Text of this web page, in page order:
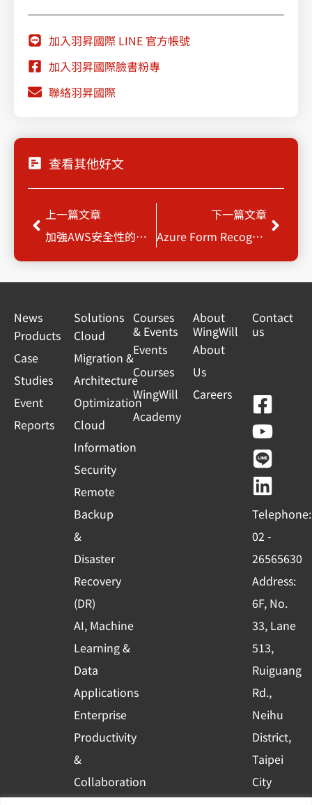
加入羽昇國際 LINE 官方帳號
加入羽昇國際臉書粉專
聯絡羽昇國際
查看其他好文
Prev
上一篇文章
加強AWS安全性的重要一環：多因素身份驗證（MFA）
下一篇文章
Azure Form Recognizer 幫你分析紙本表單
Next
News
Products
Case
Studies
Event
Reports
Solutions
Cloud
Migration &
Architecture
Optimization
Cloud
Information
Security
Remote
Backup
&
Disaster
Recovery
(DR)
AI, Machine
Learning &
Data
Applications
Enterprise
Productivity
&
Collaboration
Courses
& Events
Events
Courses
WingWill
Academy
About
WingWill
About
Us
Careers
Contact
us
F
a
c
e
b
o
o
k
-
s
q
u
a
r
e
Y
o
u
t
u
b
e
L
i
n
e
L
i
n
k
e
d
i
n
Telephone:
02 -
26565630
Address:
6F, No.
33, Lane
513,
Ruiguang
Rd.,
Neihu
District,
Taipei
City